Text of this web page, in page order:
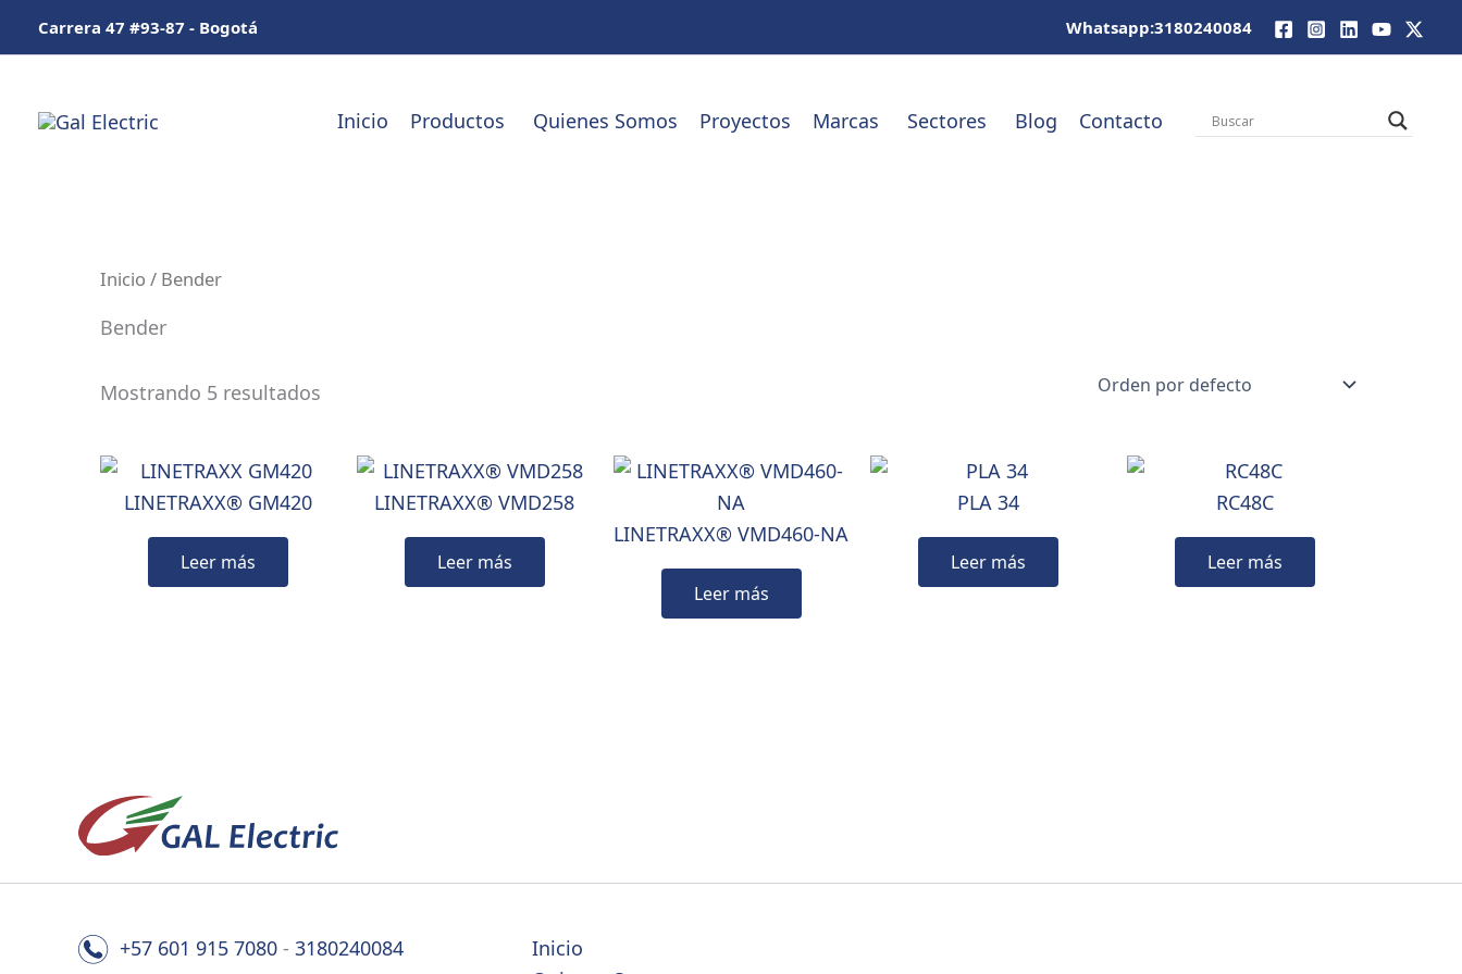
Carrera 47 #93-87 - Bogotá Whatsapp:3180240084
Inicio Productos Quienes Somos Proyectos Marcas Sectores Blog Contacto
Inicio / Bender
Bender
Mostrando 5 resultados
LINETRAXX® GM420
Leer más
LINETRAXX® VMD258
Leer más
LINETRAXX® VMD460-NA
Leer más
PLA 34
Leer más
RC48C
Leer más
+57 601 915 7080 - 3180240084
Inicio